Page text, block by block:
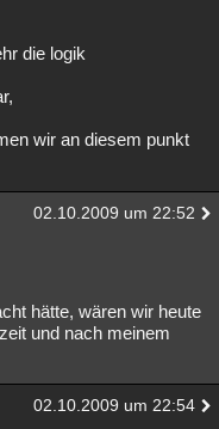
die logik
wir an diesem punkt
02.10.2009 um 22:52
hätte, wären wir heute
und nach meinem
02.10.2009 um 22:54